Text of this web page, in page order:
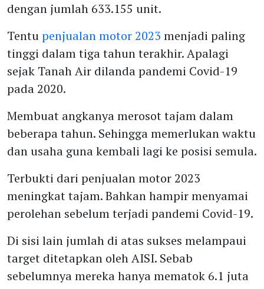
dengan jumlah 633.155 unit.
Tentupenjualan motor 2023 menjadi paling
tinggi dalam tiga tahun terakhir. Apalagi
sejak Tanah Air dilanda pandemi Covid-19
pada 2020.
Membuat angkanya merosot tajam dalam
beberapa tahun. Sehingga memerlukan waktu
dan usaha guna kembali lagi ke posisi semula.
Terbukti dari penjualan motor 2023
meningkat tajam. Bahkan hampir menyamai
perolehan sebelum terjadi pandemi Covid-19.
Di sisi lain jumlah di atas sukses melampaui
target ditetapkan oleh AISI. Sebab
sebelumnya mereka hanya mematok 6.1 juta